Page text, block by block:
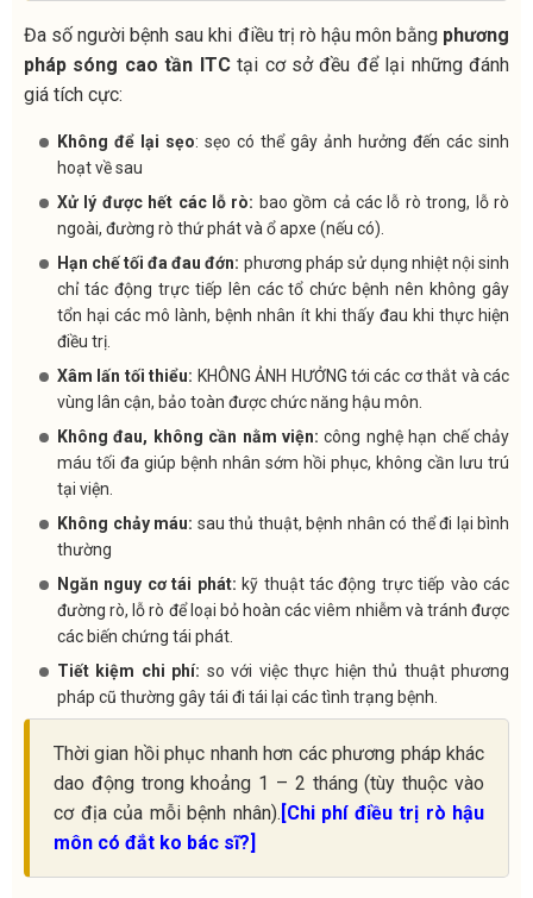
Đa số người bệnh sau khi điều trị rò hậu môn bằngphương
pháp sóng cao tần ITCtại cơ sở đều để lại những đánh
giá tích cực:
Không để lại sẹo: sẹo có thể gây ảnh hưởng đến các sinh
hoạt về sau
Xử lý được hết các lỗ rò: bao gồm cả các lỗ rò trong, lỗ rò
ngoài, đường rò thứ phát và ổ apxe (nếu có).
Hạn chế tối đa đau đớn: phương pháp sử dụng nhiệt nội sinh
chỉ tác động trực tiếp lên các tổ chức bệnh nên không gây
tổn hại các mô lành, bệnh nhân ít khi thấy đau khi thực hiện
điều trị.
Xâm lấn tối thiểu: KHÔNG ẢNH HƯỞNG tới các cơ thắt và các
vùng lân cận, bảo toàn được chức năng hậu môn.
Không đau, không cần nằm viện: công nghệ hạn chế chảy
máu tối đa giúp bệnh nhân sớm hồi phục, không cần lưu trú
tại viện.
Không chảy máu: sau thủ thuật, bệnh nhân có thể đi lại bình
thường
Ngăn nguy cơ tái phát: kỹ thuật tác động trực tiếp vào các
đường rò, lỗ rò để loại bỏ hoàn các viêm nhiễm và tránh được
các biến chứng tái phát.
Tiết kiệm chi phí: so với việc thực hiện thủ thuật phương
pháp cũ thường gây tái đi tái lại các tình trạng bệnh.
Thời gian hồi phục nhanh hơn các phương pháp khác
dao động trong khoảng 1 – 2 tháng (tùy thuộc vào
cơ địa của mỗi bệnh nhân). [Chi phí điều trị rò hậu
môn có đắt ko bác sĩ?]